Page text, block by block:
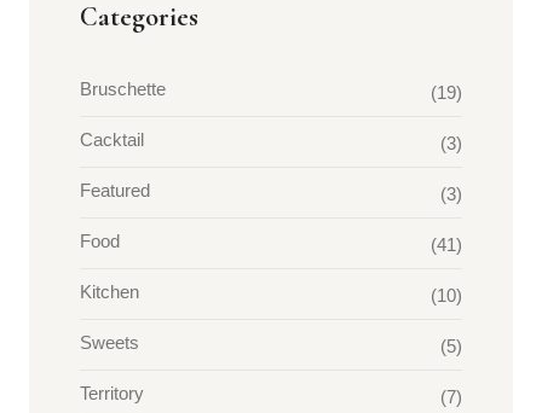
Categories
Bruschette (19)
Cacktail (3)
Featured (3)
Food (41)
Kitchen (10)
Sweets (5)
Territory (7)